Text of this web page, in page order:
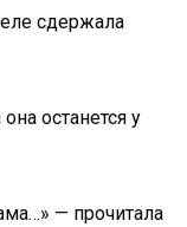
сдержала
останется у
— прочитала